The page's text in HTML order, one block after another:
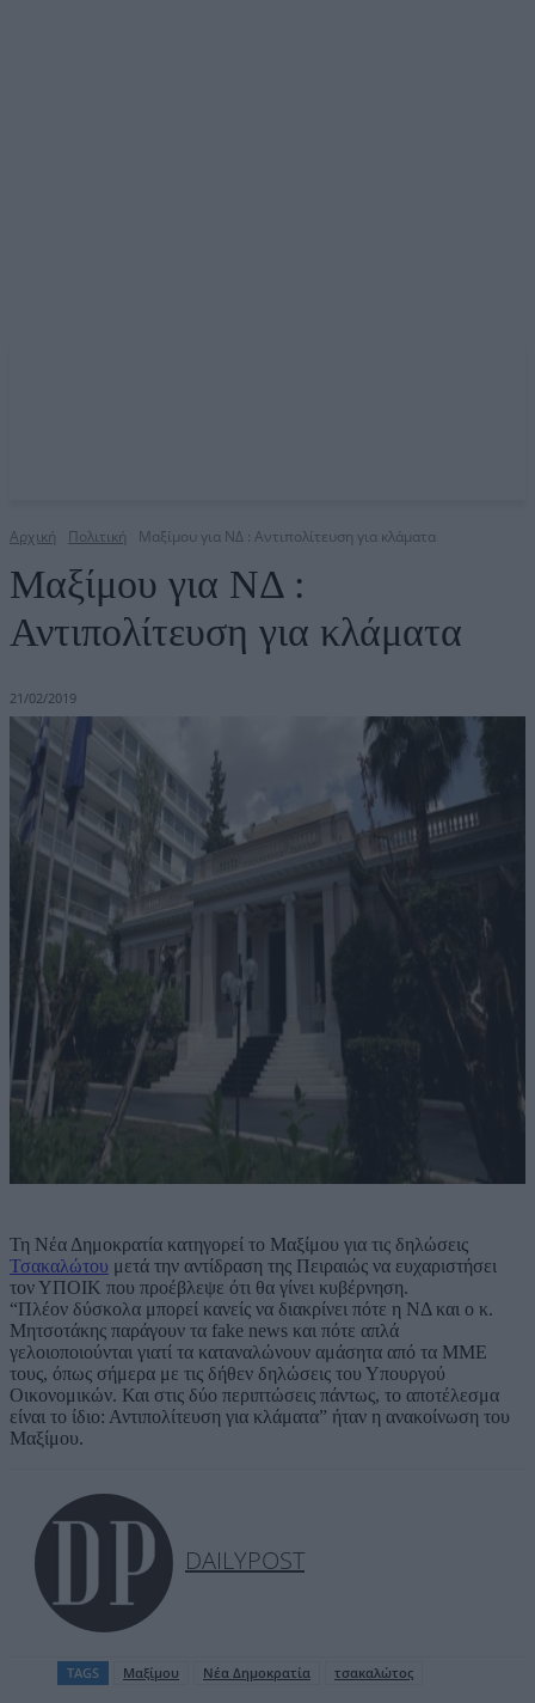
Αρχική Πολιτική Μαξίμου για ΝΔ : Αντιπολίτευση για κλάματα
Μαξίμου για ΝΔ :
Αντιπολίτευση για κλάματα
21/02/2019
Τη Νέα Δημοκρατία κατηγορεί το Μαξίμου για τις δηλώσεις
Τσακαλώτου μετά την αντίδραση της Πειραιώς να ευχαριστήσει
τον ΥΠΟΙΚ που προέβλεψε ότι θα γίνει κυβέρνηση.
“Πλέον δύσκολα μπορεί κανείς να διακρίνει πότε η ΝΔ και ο κ.
Μητσοτάκης παράγουν τα fake news και πότε απλά
γελοιοποιούνται γιατί τα καταναλώνουν αμάσητα από τα ΜΜΕ
τους, όπως σήμερα με τις δήθεν δηλώσεις του Υπουργού
Οικονομικών. Και στις δύο περιπτώσεις πάντως, το αποτέλεσμα
είναι το ίδιο: Αντιπολίτευση για κλάματα” ήταν η ανακοίνωση του
Μαξίμου.
DAILYPOST
TAGS Μαξίμου Νέα Δημοκρατία τσακαλώτος